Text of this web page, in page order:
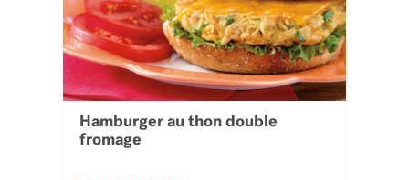
Hamburger au thon double
fromage